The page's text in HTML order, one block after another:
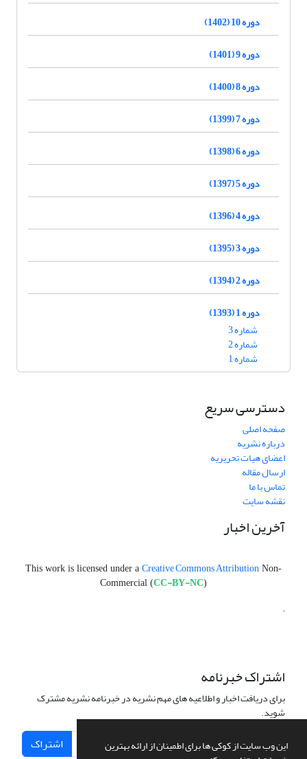
این وب سایت از کوکی ها برای اطمینان از ارائه بهترین
دوره 10 (1402)
دوره 9 (1401)
دوره 8 (1400)
دوره 7 (1399)
دوره 6 (1398)
دوره 5 (1397)
دوره 4 (1396)
دوره 3 (1395)
دوره 2 (1394)
دوره 1 (1393)
شماره 3
شماره 2
شماره 1
دسترسی سریع
صفحه اصلی
درباره نشریه
اعضای هیات تحریریه
ارسال مقاله
تماس با ما
نقشه سایت
آخرین اخبار
This work is licensed under a Creative Commons Attribution Non-
Commercial (CC-BY-NC)
.
اشتراک خبرنامه
برای دریافت اخبار و اطلاعیه های مهم نشریه در خبرنامه نشریه مشترک
شوید.
اشتراک